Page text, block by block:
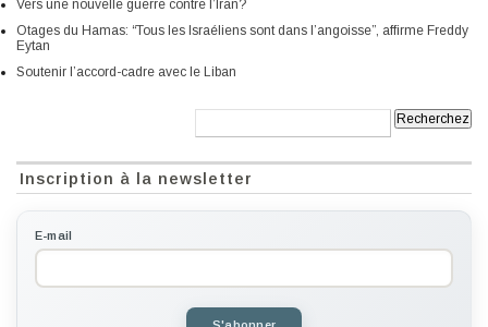
Vers une nouvelle guerre contre l’Iran?
Otages du Hamas: “Tous les Israéliens sont dans l’angoisse”, affirme Freddy
Eytan
Soutenir l’accord-cadre avec le Liban
Inscription à la newsletter
E-mail